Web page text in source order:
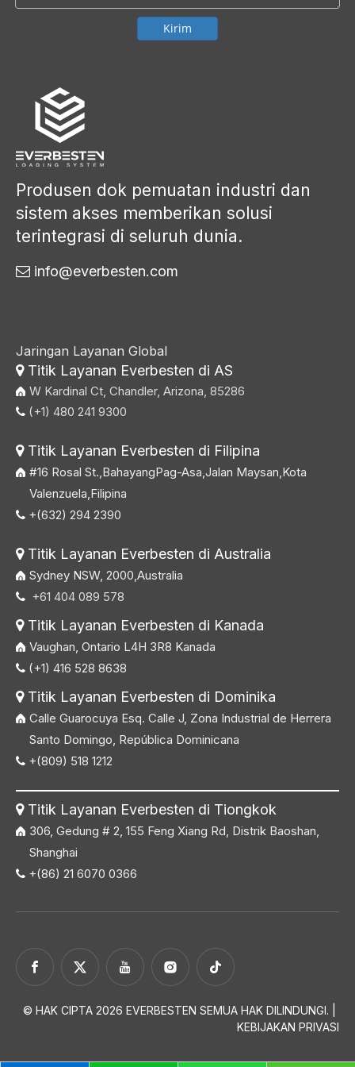
Kirim
Produsen dok pemuatan industri dan
sistem akses memberikan solusi
terintegrasi di seluruh dunia.
 info@everbesten.com
Jaringan Layanan Global
Titik Layanan Everbesten di AS
W Kardinal Ct, Chandler, Arizona, 85286
 (+1) 480 241 9300
Titik Layanan Everbesten di Filipina
#16 Rosal St.,BahayangPag-Asa,Jalan Maysan,Kota
Valenzuela,Filipina
 +(632) 294 2390
Titik Layanan Everbesten di Australia
Sydney NSW, 2000,Australia
 +61 404 089 578
Titik Layanan Everbesten di Kanada
Vaughan, Ontario L4H 3R8 Kanada
 (+1) 416 528 8638
Titik Layanan Everbesten di Dominika
Calle Guarocuya Esq. Calle J, Zona Industrial de Herrera
Santo Domingo, República Dominicana
 +(809) 518 1212
Titik Layanan Everbesten di Tiongkok
306, Gedung # 2, 155 Feng Xiang Rd, Distrik Baoshan,
Shanghai
 +(86) 21 6070 0366
© HAK CIPTA 2026 EVERBESTEN SEMUA HAK DILINDUNGI. |
KEBIJAKAN PRIVASI